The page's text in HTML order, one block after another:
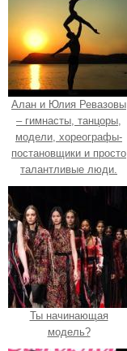
Алан и Юлия Ревазовы
– гимнасты, танцоры,
модели, хореографы-
постановщики и просто
талантливые люди.
Ты начинающая
модель?